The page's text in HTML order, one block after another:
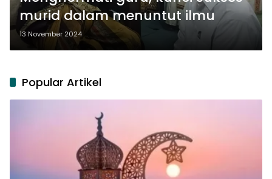
murid dalam menuntut ilmu
13 November 2024
Popular Artikel